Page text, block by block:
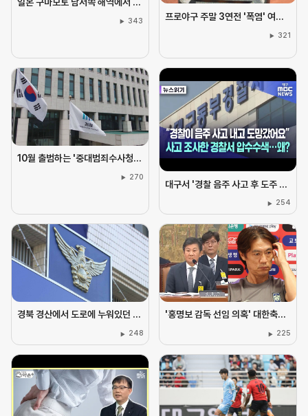
일본 구마모토 남서쪽 해역에서 규모 5.1 지진 발생
343 프로야구 주말 3연전 '폭염' 여파로 모두 취소···다음 주 화요일부터 오후 7시 시작
321
10월 출범하는 '중대범죄수사청'···유인책에도 검사들 반응 '미지근'
270
대구서 '경찰 음주 사고 후 도주 사건' 소속 부서·조사 경찰서 압수수색
254
경북 경산에서 도로에 누워있던 60대, 차량 2대에 잇따라 치여 숨져
248
'홍명보 감독 선임 의혹' 대한축구협회 본부 등 압수수색···"업무방해 혐의"
225